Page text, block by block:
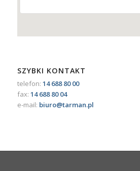
SZYBKI KONTAKT
telefon: 14 688 80 00
fax: 14 688 80 04
e-mail: biuro@tarman.pl